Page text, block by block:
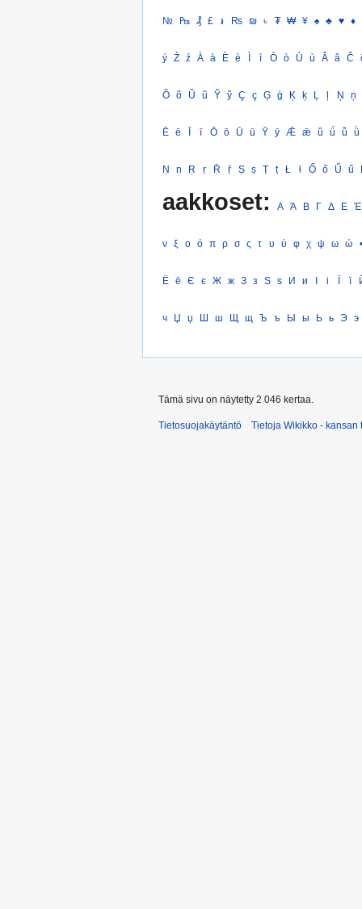
№ ₧ ₰ £ ៛ ₨ ₪ ৳ ₮ ₩ ¥ ♠ ♣ ♥ ♦
ý Ź ź À à È è Ì ì Ò ò Ù ù Â â Ĉ
Õ õ Ũ ũ Ỹ ỹ Ç ç Ģ ģ Ķ ķ Ļ ļ Ņ ņ
Ē ē Ī ī Ō ō Ū ū Ȳ ȳ Ǣ ǣ ǖ ǘ ǚ ǜ
Ṇ ṇ Ṛ ṛ Ṝ ṝ Ṣ ṣ Ṭ ṭ Ł ł Ő ő Ű ű
aakkoset: Α Ά Β Γ Δ Ε Έ
ν ξ ο ό π ρ σ ς τ υ ύ φ χ ψ ω ώ •
Ё ё Є є Ж ж З з Ѕ ѕ И и І і Ї ї
ч Џ џ Ш ш Щ щ Ъ ъ Ы ы Ь ь Э э
Tämä sivu on näytetty 2 046 kertaa.
Tietosuojakäytäntö Tietoja Wikikko - kansan